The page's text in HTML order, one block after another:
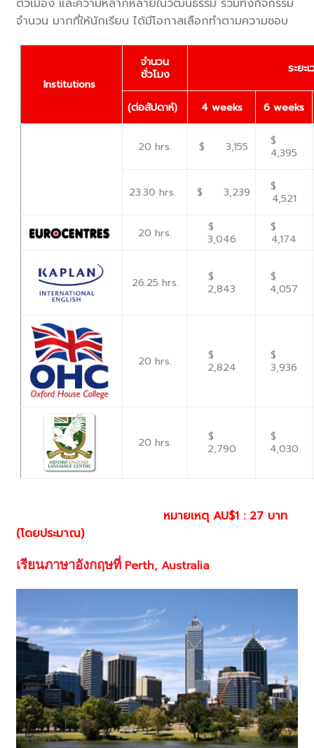
ตัวเมือง และความหลากหลายในวัฒนธรรม รวมทั้งกิจกรรม
จำนวน มากที่ให้นักเรียน ได้มีโอกาสเลือกทำตามความชอบ
Institutions
จำนวน
ชั่วโมง
ระยะ
(ต่อสัปดาห์) 4 weeks 6 weeks
20 hrs. $ 3,155
$
4,395
23.30 hrs. $ 3,239
$
4,521
20 hrs.
$
3,046
$
4,174
26.25 hrs.
$
2,843
$
4,057
20 hrs.
$
2,824
$
3,936
20 hrs.
$
2,790
$
4,030
หมายเหตุ AU$1 : 27 บาท
(โดยประมาณ)
เรียนภาษาอังกฤษที่ Perth, Australia